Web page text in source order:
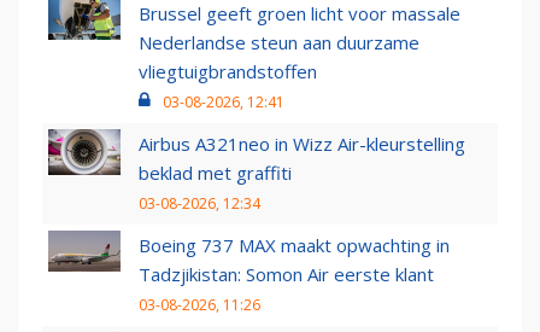
Brussel geeft groen licht voor massale
Nederlandse steun aan duurzame
vliegtuigbrandstoffen
03-08-2026, 12:41
Airbus A321neo in Wizz Air-kleurstelling
beklad met graffiti
03-08-2026, 12:34
Boeing 737 MAX maakt opwachting in
Tadzjikistan: Somon Air eerste klant
03-08-2026, 11:26